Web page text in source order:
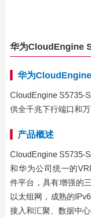
华为CloudEngine
华为
CloudEngine S5735-
供全千兆下行端口和万
产品概述
CloudEngine S5735-
和华为公司统一的
件平台，具有增强的
以太组网，成熟的
接入和汇聚、数据中